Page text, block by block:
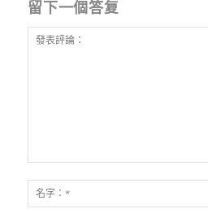
留下一個答复
表
評